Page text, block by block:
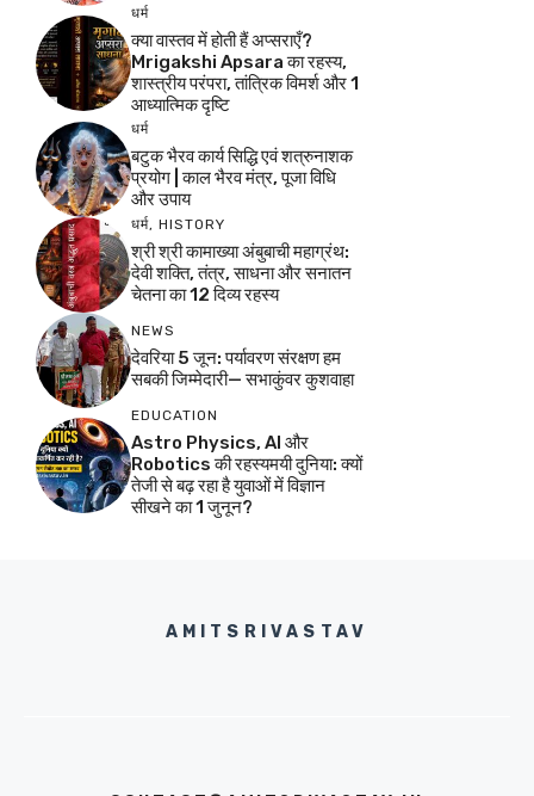
धर्म
क्या वास्तव में होती हैं अप्सराएँ?
Mrigakshi Apsara का रहस्य,
शास्त्रीय परंपरा, तांत्रिक विमर्श और 1
आध्यात्मिक दृष्टि
धर्म
बटुक भैरव कार्य सिद्धि एवं शत्रुनाशक
प्रयोग | काल भैरव मंत्र, पूजा विधि
और उपाय
धर्म, HISTORY
श्री श्री कामाख्या अंबुबाची महाग्रंथ:
देवी शक्ति, तंत्र, साधना और सनातन
चेतना का 12 दिव्य रहस्य
NEWS
देवरिया 5 जून: पर्यावरण संरक्षण हम
सबकी जिम्मेदारी— सभाकुंवर कुशवाहा
EDUCATION
Astro Physics, AI और
Robotics की रहस्यमयी दुनिया: क्यों
तेजी से बढ़ रहा है युवाओं में विज्ञान
सीखने का 1 जुनून?
AMITSRIVASTAV